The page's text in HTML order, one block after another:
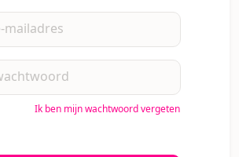
mailadres
Ik ben mijn wachtwoord vergeten